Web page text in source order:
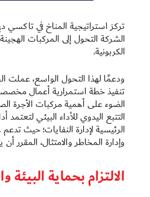
تركز استراتيجية المناخ في تاكسي
الكربونية.
ودعمًا لهذا التحول الواسع، عملت
تنفيذ خطة استمرارية أعمال
التتبع اليدوي للأداء البيئي
وإدارة المخاطر والامتثال،
الالتزام بحماية البيئة